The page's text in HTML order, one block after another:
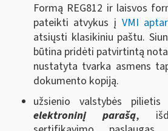
Formą REG812 ir laisvos
pateikti atvykus į VMI
atsiųsti klasikiniu paštu.
būtina pridėti patvirtintą
nustatyta tvarka asmens
dokumento kopiją.
užsienio valstybės
elektroninį parašą,